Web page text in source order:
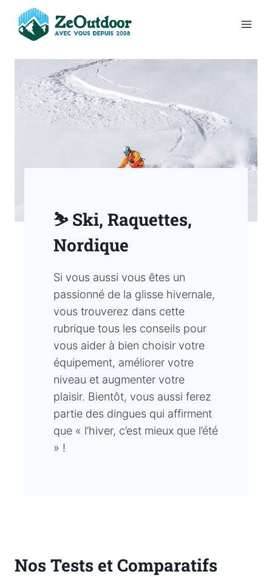
⛷️ Ski, Raquettes,
Nordique
Si vous aussi vous êtes un
passionné de la glisse hivernale,
vous trouverez dans cette
rubrique tous les conseils pour
vous aider à bien choisir votre
équipement, améliorer votre
niveau et augmenter votre
plaisir. Bientôt, vous aussi ferez
partie des dingues qui affirment
que « l’hiver, c’est mieux que l’été
» !
Nos Tests et Comparatifs